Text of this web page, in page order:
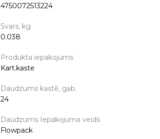
4750072513224
Svars, kg
0.038
Produkta iepakojums
Kart.kaste
Daudzums kastē, gab.
24
Daudzums Iepakojuma veids
Flowpack